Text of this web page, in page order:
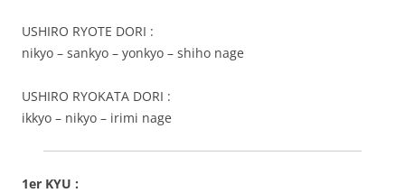
USHIRO RYOTE DORI :
nikyo – sankyo – yonkyo – shiho nage
USHIRO RYOKATA DORI :
ikkyo – nikyo – irimi nage
1er KYU :